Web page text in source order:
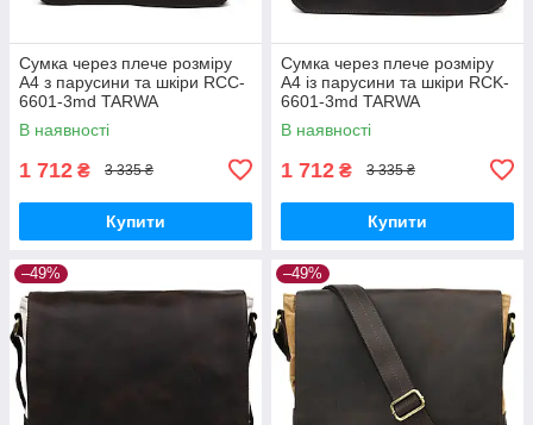
Сумка через плече розміру
А4 з парусини та шкіри RCC-
6601-3md TARWA
В наявності
1 712 ₴ 3 335 ₴
Купити
Сумка через плече розміру
А4 із парусини та шкіри RCK-
6601-3md TARWA
В наявності
1 712 ₴ 3 335 ₴
Купити
–49% –49%